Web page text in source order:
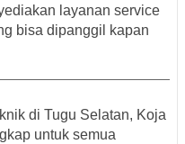
layanan service
bisa dipanggil kapan
di Tugu Selatan, Koja
untuk semua